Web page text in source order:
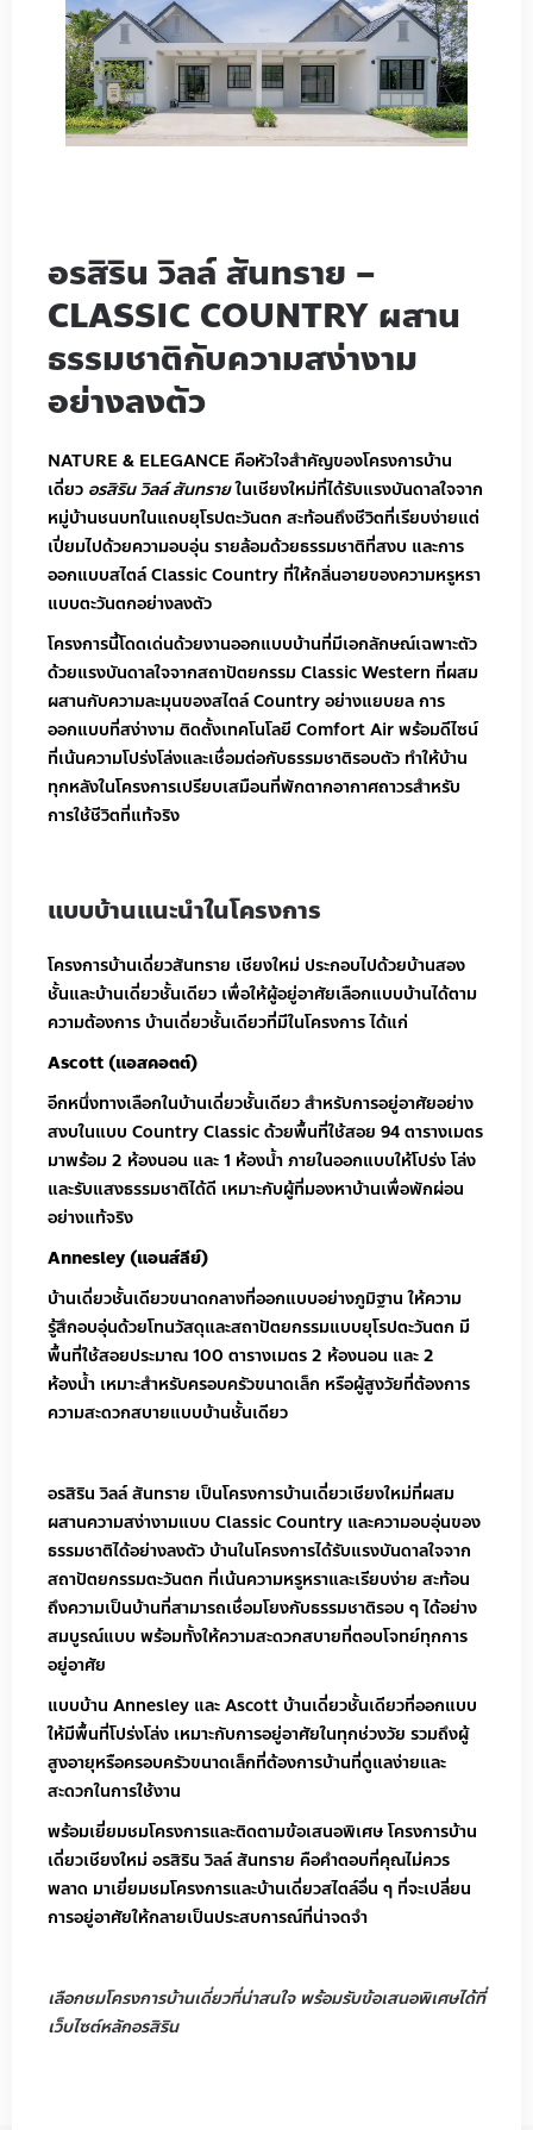
อรสิริน วิลล์ สันทราย –
CLASSIC COUNTRY ผสาน
ธรรมชาติกับความสง่างาม
อย่างลงตัว
NATURE & ELEGANCE คือหัวใจสำคัญของโครงการบ้าน
เดี่ยว อรสิริน วิลล์ สันทรายในเชียงใหม่ที่ได้รับแรงบันดาลใจจาก
หมู่บ้านชนบทในแถบยุโรปตะวันตก สะท้อนถึงชีวิตที่เรียบง่ายแต่
เปี่ยมไปด้วยความอบอุ่น รายล้อมด้วยธรรมชาติที่สงบ และการ
ออกแบบสไตล์ Classic Country ที่ให้กลิ่นอายของความหรูหรา
แบบตะวันตกอย่างลงตัว
โครงการนี้โดดเด่นด้วยงานออกแบบบ้านที่มีเอกลักษณ์เฉพาะตัว
ด้วยแรงบันดาลใจจากสถาปัตยกรรม Classic Western ที่ผสม
ผสานกับความละมุนของสไตล์ Country อย่างแยบยล การ
ออกแบบที่สง่างาม ติดตั้งเทคโนโลยี Comfort Air พร้อมดีไซน์
ที่เน้นความโปร่งโล่งและเชื่อมต่อกับธรรมชาติรอบตัว ทำให้บ้าน
ทุกหลังในโครงการเปรียบเสมือนที่พักตากอากาศถาวรสำหรับ
การใช้ชีวิตที่แท้จริง
แบบบ้านแนะนำในโครงการ
โครงการบ้านเดี่ยวสันทราย เชียงใหม่ ประกอบไปด้วยบ้านสอง
ชั้นและบ้านเดี่ยวชั้นเดียว เพื่อให้ผู้อยู่อาศัยเลือกแบบบ้านได้ตาม
ความต้องการ บ้านเดี่ยวชั้นเดียวที่มีในโครงการ ได้แก่
Ascott (แอสคอตต์)
อีกหนึ่งทางเลือกในบ้านเดี่ยวชั้นเดียว สำหรับการอยู่อาศัยอย่าง
สงบในแบบ Country Classic ด้วยพื้นที่ใช้สอย 94 ตารางเมตร
มาพร้อม 2 ห้องนอน และ 1 ห้องน้ำ ภายในออกแบบให้โปร่ง โล่ง
และรับแสงธรรมชาติได้ดี เหมาะกับผู้ที่มองหาบ้านเพื่อพักผ่อน
อย่างแท้จริง
Annesley (แอนส์ลีย์)
บ้านเดี่ยวชั้นเดียวขนาดกลางที่ออกแบบอย่างภูมิฐาน ให้ความ
รู้สึกอบอุ่นด้วยโทนวัสดุและสถาปัตยกรรมแบบยุโรปตะวันตก มี
พื้นที่ใช้สอยประมาณ 100 ตารางเมตร 2 ห้องนอน และ 2
ห้องน้ำ เหมาะสำหรับครอบครัวขนาดเล็ก หรือผู้สูงวัยที่ต้องการ
ความสะดวกสบายแบบบ้านชั้นเดียว
อรสิริน วิลล์ สันทราย เป็นโครงการบ้านเดี่ยวเชียงใหม่ที่ผสม
ผสานความสง่างามแบบ Classic Country และความอบอุ่นของ
ธรรมชาติได้อย่างลงตัว บ้านในโครงการได้รับแรงบันดาลใจจาก
สถาปัตยกรรมตะวันตก ที่เน้นความหรูหราและเรียบง่าย สะท้อน
ถึงความเป็นบ้านที่สามารถเชื่อมโยงกับธรรมชาติรอบ ๆ ได้อย่าง
สมบูรณ์แบบ พร้อมทั้งให้ความสะดวกสบายที่ตอบโจทย์ทุกการ
อยู่อาศัย
แบบบ้าน Annesley และ Ascott บ้านเดี่ยวชั้นเดียวที่ออกแบบ
ให้มีพื้นที่โปร่งโล่ง เหมาะกับการอยู่อาศัยในทุกช่วงวัย รวมถึงผู้
สูงอายุหรือครอบครัวขนาดเล็กที่ต้องการบ้านที่ดูแลง่ายและ
สะดวกในการใช้งาน
พร้อมเยี่ยมชมโครงการและติดตามข้อเสนอพิเศษ โครงการบ้าน
เดี่ยวเชียงใหม่ อรสิริน วิลล์ สันทราย คือคำตอบที่คุณไม่ควร
พลาด มาเยี่ยมชมโครงการและบ้านเดี่ยวสไตล์อื่น ๆ ที่จะเปลี่ยน
การอยู่อาศัยให้กลายเป็นประสบการณ์ที่น่าจดจำ
เลือกชมโครงการบ้านเดี่ยวที่น่าสนใจ พร้อมรับข้อเสนอพิเศษได้ที่
เว็บไซต์หลักอรสิริน